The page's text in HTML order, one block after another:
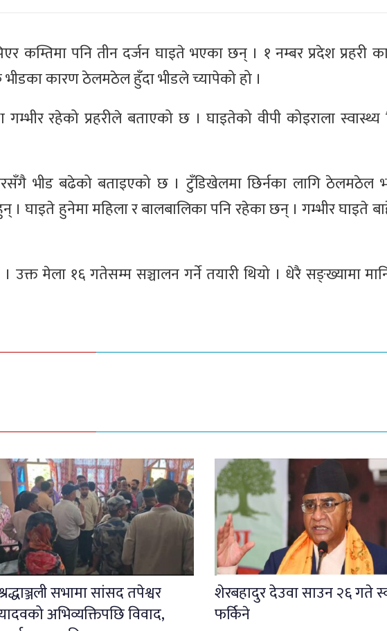
कम्तिमा पनि तीन दर्जन घाइते भएका छन् । १ नम्बर प्रदेश प्रहरी
कारण ठेलमठेल हुँदा भीडले च्यापेको हो ।
रहेको प्रहरीले बताएको छ । घाइतेको वीपी कोइराला स्वास्थ्य
भीड बढेको बताइएको छ । टुँडिखेलमा छिर्नका लागि ठेलमठेल
। घाइते हुनेमा महिला र बालबालिका पनि रहेका छन् । गम्भीर घाइते
मेला १६ गतेसम्म सञ्चालन गर्ने तयारी थियो । धेरै सङ्ख्यामा
सभामा सांसद तपेश्वर
अभिव्यक्तिपछि विवाद,
शेरबहादुर देउवा साउन २६ गते
फर्किने